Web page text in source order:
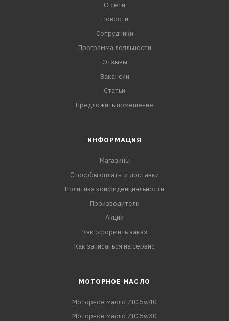
О сети
Новости
Сотрудники
Программа лояльности
Отзывы
Вакансии
Статьи
Предложить помещение
ИНФОРМАЦИЯ
Магазины
Способы оплаты и доставки
Политика конфиденциальности
Производители
Акции
Как оформить заказ
Как записаться на сервис
МОТОРНОЕ МАСЛО
Моторное масло ZIC 5w40
Моторное масло ZIC 5w30